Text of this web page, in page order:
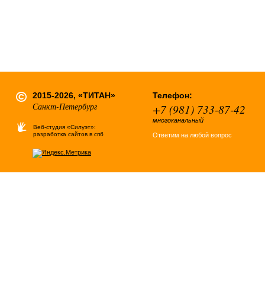
2015-2026, «ТИТАН»
Санкт-Петербург
Веб-студия «Силуэт»:
разработка сайтов в спб
Телефон:
+7 (981) 733-87-42
многоканальный
Ответим на любой вопрос